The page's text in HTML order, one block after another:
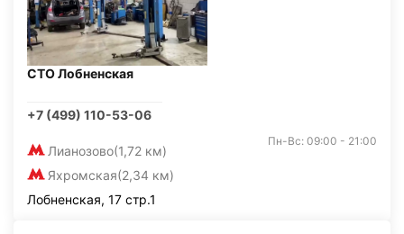
СТО Лобненская
+7 (499) 110-53-06
Лианозово(1,72 км)
Яхромская(2,34 км)
Пн-Вс: 09:00 - 21:00
Лобненская, 17 стр.1